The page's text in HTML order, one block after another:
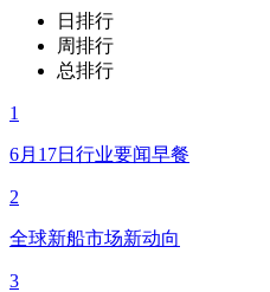
日排行
周排行
总排行
1
6月17日行业要闻早餐
2
全球新船市场新动向
3